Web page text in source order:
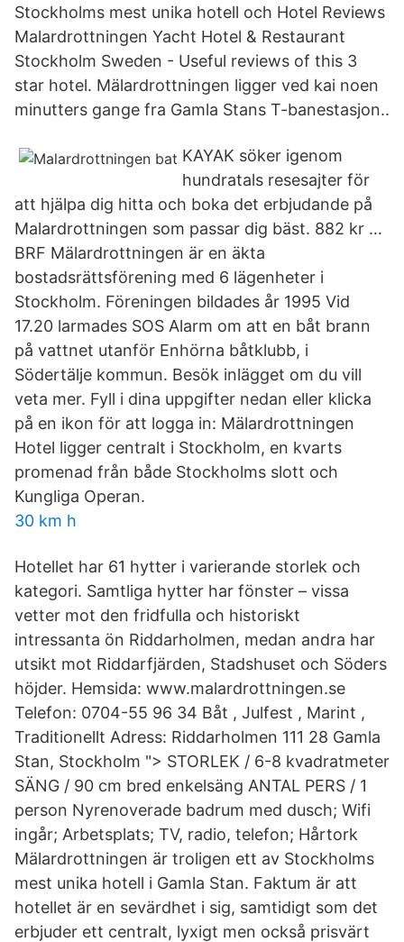
Stockholms mest unika hotell och Hotel Reviews
Malardrottningen Yacht Hotel & Restaurant
Stockholm Sweden - Useful reviews of this 3
star hotel. Mälardrottningen ligger ved kai noen
minutters gange fra Gamla Stans T-banestasjon..
KAYAK söker igenom
hundratals resesajter för
att hjälpa dig hitta och boka det erbjudande på
Malardrottningen som passar dig bäst. 882 kr …
BRF Mälardrottningen är en äkta
bostadsrättsförening med 6 lägenheter i
Stockholm. Föreningen bildades år 1995 Vid
17.20 larmades SOS Alarm om att en båt brann
på vattnet utanför Enhörna båtklubb, i
Södertälje kommun. Besök inlägget om du vill
veta mer. Fyll i dina uppgifter nedan eller klicka
på en ikon för att logga in: Mälardrottningen
Hotel ligger centralt i Stockholm, en kvarts
promenad från både Stockholms slott och
Kungliga Operan.
30 km h
Hotellet har 61 hytter i varierande storlek och
kategori. Samtliga hytter har fönster – vissa
vetter mot den fridfulla och historiskt
intressanta ön Riddarholmen, medan andra har
utsikt mot Riddarfjärden, Stadshuset och Söders
höjder. Hemsida: www.malardrottningen.se
Telefon: 0704-55 96 34 Båt , Julfest , Marint ,
Traditionellt Adress: Riddarholmen 111 28 Gamla
Stan, Stockholm "> STORLEK / 6-8 kvadratmeter
SÄNG / 90 cm bred enkelsäng ANTAL PERS / 1
person Nyrenoverade badrum med dusch; Wifi
ingår; Arbetsplats; TV, radio, telefon; Hårtork
Mälardrottningen är troligen ett av Stockholms
mest unika hotell i Gamla Stan. Faktum är att
hotellet är en sevärdhet i sig, samtidigt som det
erbjuder ett centralt, lyxigt men också prisvärt